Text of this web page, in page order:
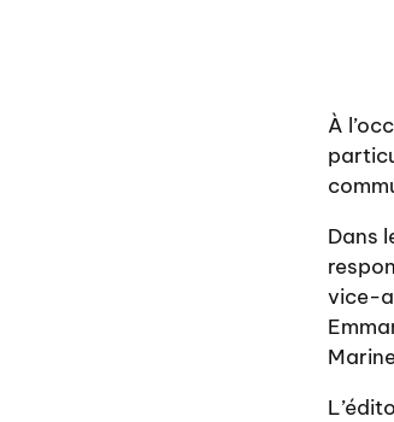
À
Dans
vice-